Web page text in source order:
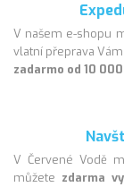
V našem e-shopu
vlatní přeprava
zadarmo od 10
V Červené Vodě
můžete zdarma